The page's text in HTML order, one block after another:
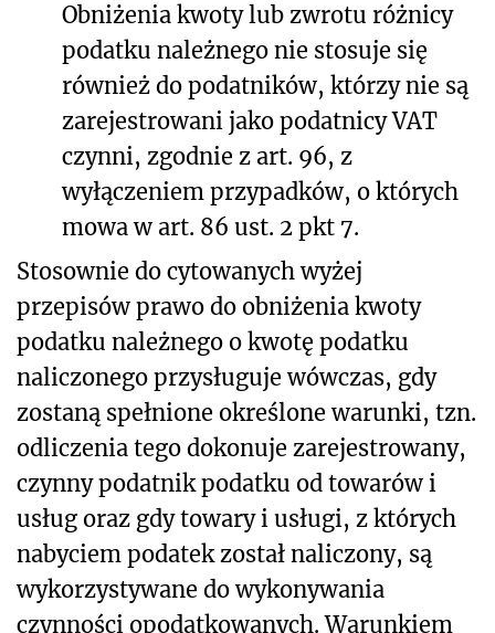
Obniżenia kwoty lub zwrotu różnicy
podatku należnego nie stosuje się
również do podatników, którzy nie są
zarejestrowani jako podatnicy VAT
czynni, zgodnie z art. 96, z
wyłączeniem przypadków, o których
mowa w art. 86 ust. 2 pkt 7.
Stosownie do cytowanych wyżej
przepisów prawo do obniżenia kwoty
podatku należnego o kwotę podatku
naliczonego przysługuje wówczas, gdy
zostaną spełnione określone warunki, tzn.
odliczenia tego dokonuje zarejestrowany,
czynny podatnik podatku od towarów i
usług oraz gdy towary i usługi, z których
nabyciem podatek został naliczony, są
wykorzystywane do wykonywania
czynności opodatkowanych. Warunkiem